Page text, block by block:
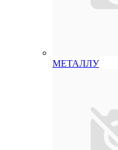
МЕТАЛЛУ